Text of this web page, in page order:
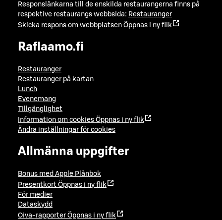
Responslänkarna till de enskilda restaurangerna finns på
respektive restaurangs webbsida: Restauranger
Skicka respons om webbplatsen Öppnas i ny flik
Raflaamo.fi
Restauranger
Restauranger på kartan
Lunch
Evenemang
Tillgänglighet
Information om cookies Öppnas i ny flik
Ändra inställningar för cookies
Allmänna uppgifter
Bonus med Apple Plånbok
Presentkort Öppnas i ny flik
För medier
Dataskydd
Oiva-rapporter Öppnas i ny flik